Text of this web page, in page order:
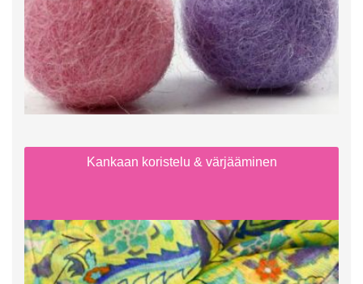
Kankaan koristelu & värjääminen